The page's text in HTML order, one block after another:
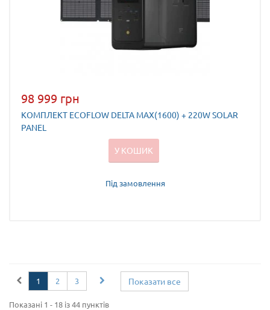
98 999 грн
КОМПЛЕКТ ECOFLOW DELTA MAX(1600) + 220W SOLAR
PANEL
У КОШИК
Під замовлення
Показати все
1 2 3
Показані 1 - 18 із 44 пунктів